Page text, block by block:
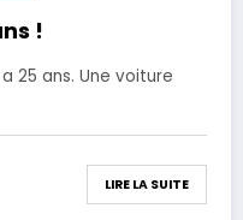
!
25 ans. Une voiture
LIRE LA SUITE